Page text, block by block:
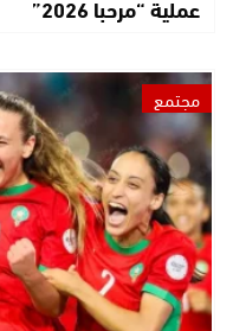
عملية “مرحبا 2026”
مجتمع